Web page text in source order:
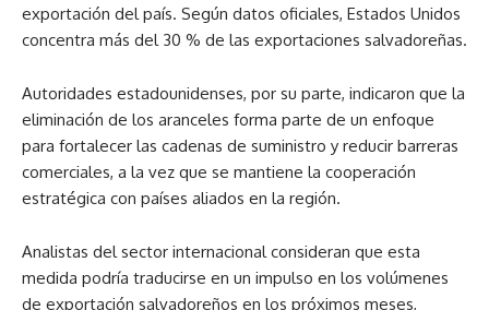
exportación del país. Según datos oficiales, Estados Unidos
concentra más del 30 % de las exportaciones salvadoreñas.
Autoridades estadounidenses, por su parte, indicaron que la
eliminación de los aranceles forma parte de un enfoque
para fortalecer las cadenas de suministro y reducir barreras
comerciales, a la vez que se mantiene la cooperación
estratégica con países aliados en la región.
Analistas del sector internacional consideran que esta
medida podría traducirse en un impulso en los volúmenes
de exportación salvadoreños en los próximos meses,